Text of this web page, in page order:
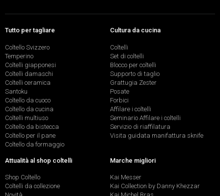
Tutto per tagliare
Coltello Svizzero
Temperino
Coltelli giapponesi
Coltelli damaschi
Coltelli ceramica
Santoku
Coltello da cuoco
Coltello da cucina
Coltelli multiuso
Coltello da bistecca
Coltello per il pane
Coltello da formaggio
Cultura da cucina
Coltelli
Set di coltelli
Blocco per coltelli
Supporto di taglio
Grattugia Zester
Posate
Forbici
Affilare i coltelli
Seminario Affilare i coltelli
Servizio di riaffilatura
Visita guidata manifattura sknife
Attualità al shop coltelli
Shop Coltello
Coltelli da collezione
Marche migliori
Kai Messer
Kai Collection by Danny Khezzar